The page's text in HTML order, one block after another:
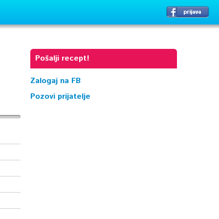
Pošalji recept!
Zalogaj na FB
Pozovi prijatelje